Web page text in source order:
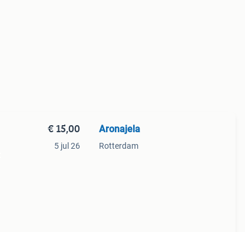
€ 15,00
5 jul 26
Aronajela
Rotterdam